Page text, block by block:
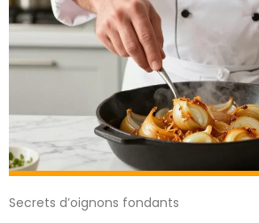
Secrets d’oignons fondants